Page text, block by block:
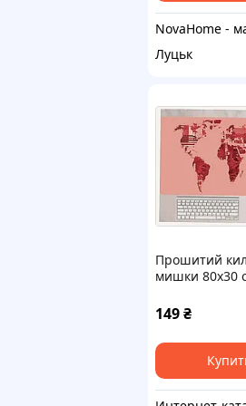
Луцьк
Прошитий
мишки 80х30
червоний
149₴